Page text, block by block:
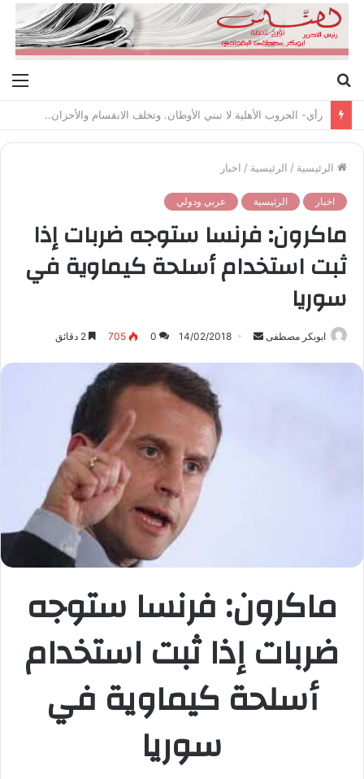
عن
رأي- الحروب الأهلية لا تبني الأوطان. وتخلف الانقسام والأحزان..
الرئيسية / الرئيسية / اخبار
اخبار الرئيسية عربي ودولي
ماكرون: فرنسا ستوجه ضربات إذا
ثبت استخدام أسلحة كيماوية في
سوريا
ابوبكر مصطفى
ت
14/02/2018
0
705
ماكرون: فرنسا ستوجه
ضربات إذا ثبت استخدام
أسلحة كيماوية في
سوريا